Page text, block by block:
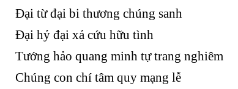
Đại từ đại bi thương chúng sanh
Đại hỷ đại xả cứu hữu tình
Tướng hảo quang minh tự trang nghiêm
Chúng con chí tâm quy mạng lễ